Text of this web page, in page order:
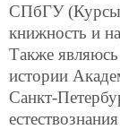
СПбГУ (Курсы
книжность и
Также
истории
Санкт-